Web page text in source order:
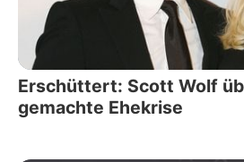
Erschüttert: Scott Wolf
gemachte Ehekrise